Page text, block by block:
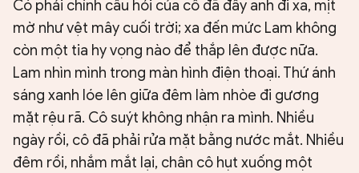
Có phải chính câu hỏi của cô đã đẩy anh đi xa, mịt
mờ như vệt mây cuối trời; xa đến mức Lam không
còn một tia hy vọng nào để thắp lên được nữa.
Lam nhìn mình trong màn hình điện thoại. Thứ ánh
sáng xanh lóe lên giữa đêm làm nhòe đi gương
mặt rệu rã. Cô suýt không nhận ra mình. Nhiều
ngày rồi, cô đã phải rửa mặt bằng nước mắt. Nhiều
đêm rồi, nhắm mắt lại, chân cô hụt xuống một